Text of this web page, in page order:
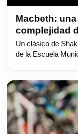
Macbeth:
complejidad
Un clásico de
de la Escuela